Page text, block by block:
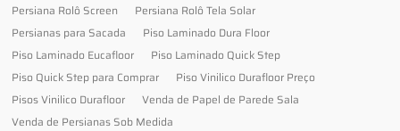
Persiana Rolô Screen
Persiana Rolô Tela Solar
Persianas para Sacada
Piso Laminado Dura Floor
Piso Laminado Eucafloor
Piso Laminado Quick Step
Piso Quick Step para Comprar
Piso Vinilico Durafloor Preço
Pisos Vinilico Durafloor
Venda de Papel de Parede Sala
Venda de Persianas Sob Medida